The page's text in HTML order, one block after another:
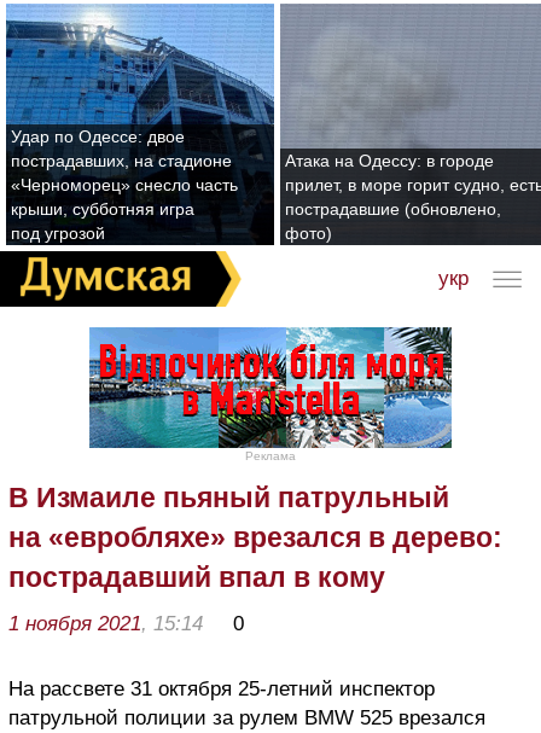
Удар по Одессе: двое
пострадавших, на стадионе
«Черноморец» снесло часть
крыши, субботняя игра
под угрозой
Атака на Одессу: в городе
прилет, в море горит судно,
пострадавшие (обновлено,
фото)
укр
Реклама
В Измаиле пьяный патрульный
на «евробляхе» врезался в дерево:
пострадавший впал в кому
1 ноября 2021, 15:14 0
На рассвете 31 октября 25-летний инспектор
патрульной полиции за рулем BMW 525 врезался